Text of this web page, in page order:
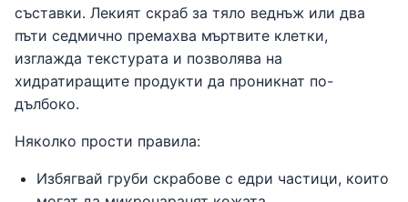
съставки. Лекият скраб за тяло веднъж или два
пъти седмично премахва мъртвите клетки,
изглажда текстурата и позволява на
хидратиращите продукти да проникнат по-
дълбоко.
Няколко прости правила:
Избягвай груби скрабове с едри частици, които